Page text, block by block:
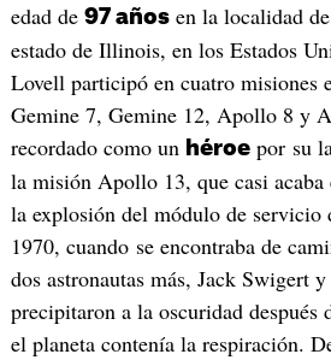
edad de 97 añosen la localidad
estado de Illinois, en los Estados
Lovell participó en cuatro misiones
Gemine 7, Gemine 12, Apollo 8 y
recordado como un héroepor su
la misión Apollo 13, que casi acaba
la explosión del módulo de servicio
1970, cuando se encontraba de
dos astronautas más, Jack Swigert
precipitaron a la oscuridad después
el planeta contenía la respiración.